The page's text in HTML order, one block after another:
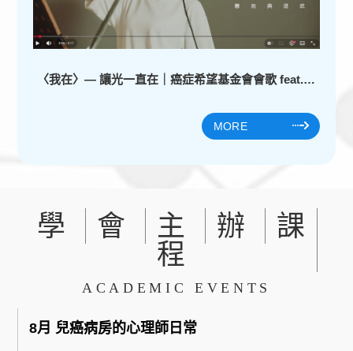
〈我在〉— 讓光一直在｜癌症希望基金會會歌 feat. 彭佳慧
MORE
學 會 主 辦
課
程
ACADEMIC EVENTS
8月 兒癌病房的心理師日常